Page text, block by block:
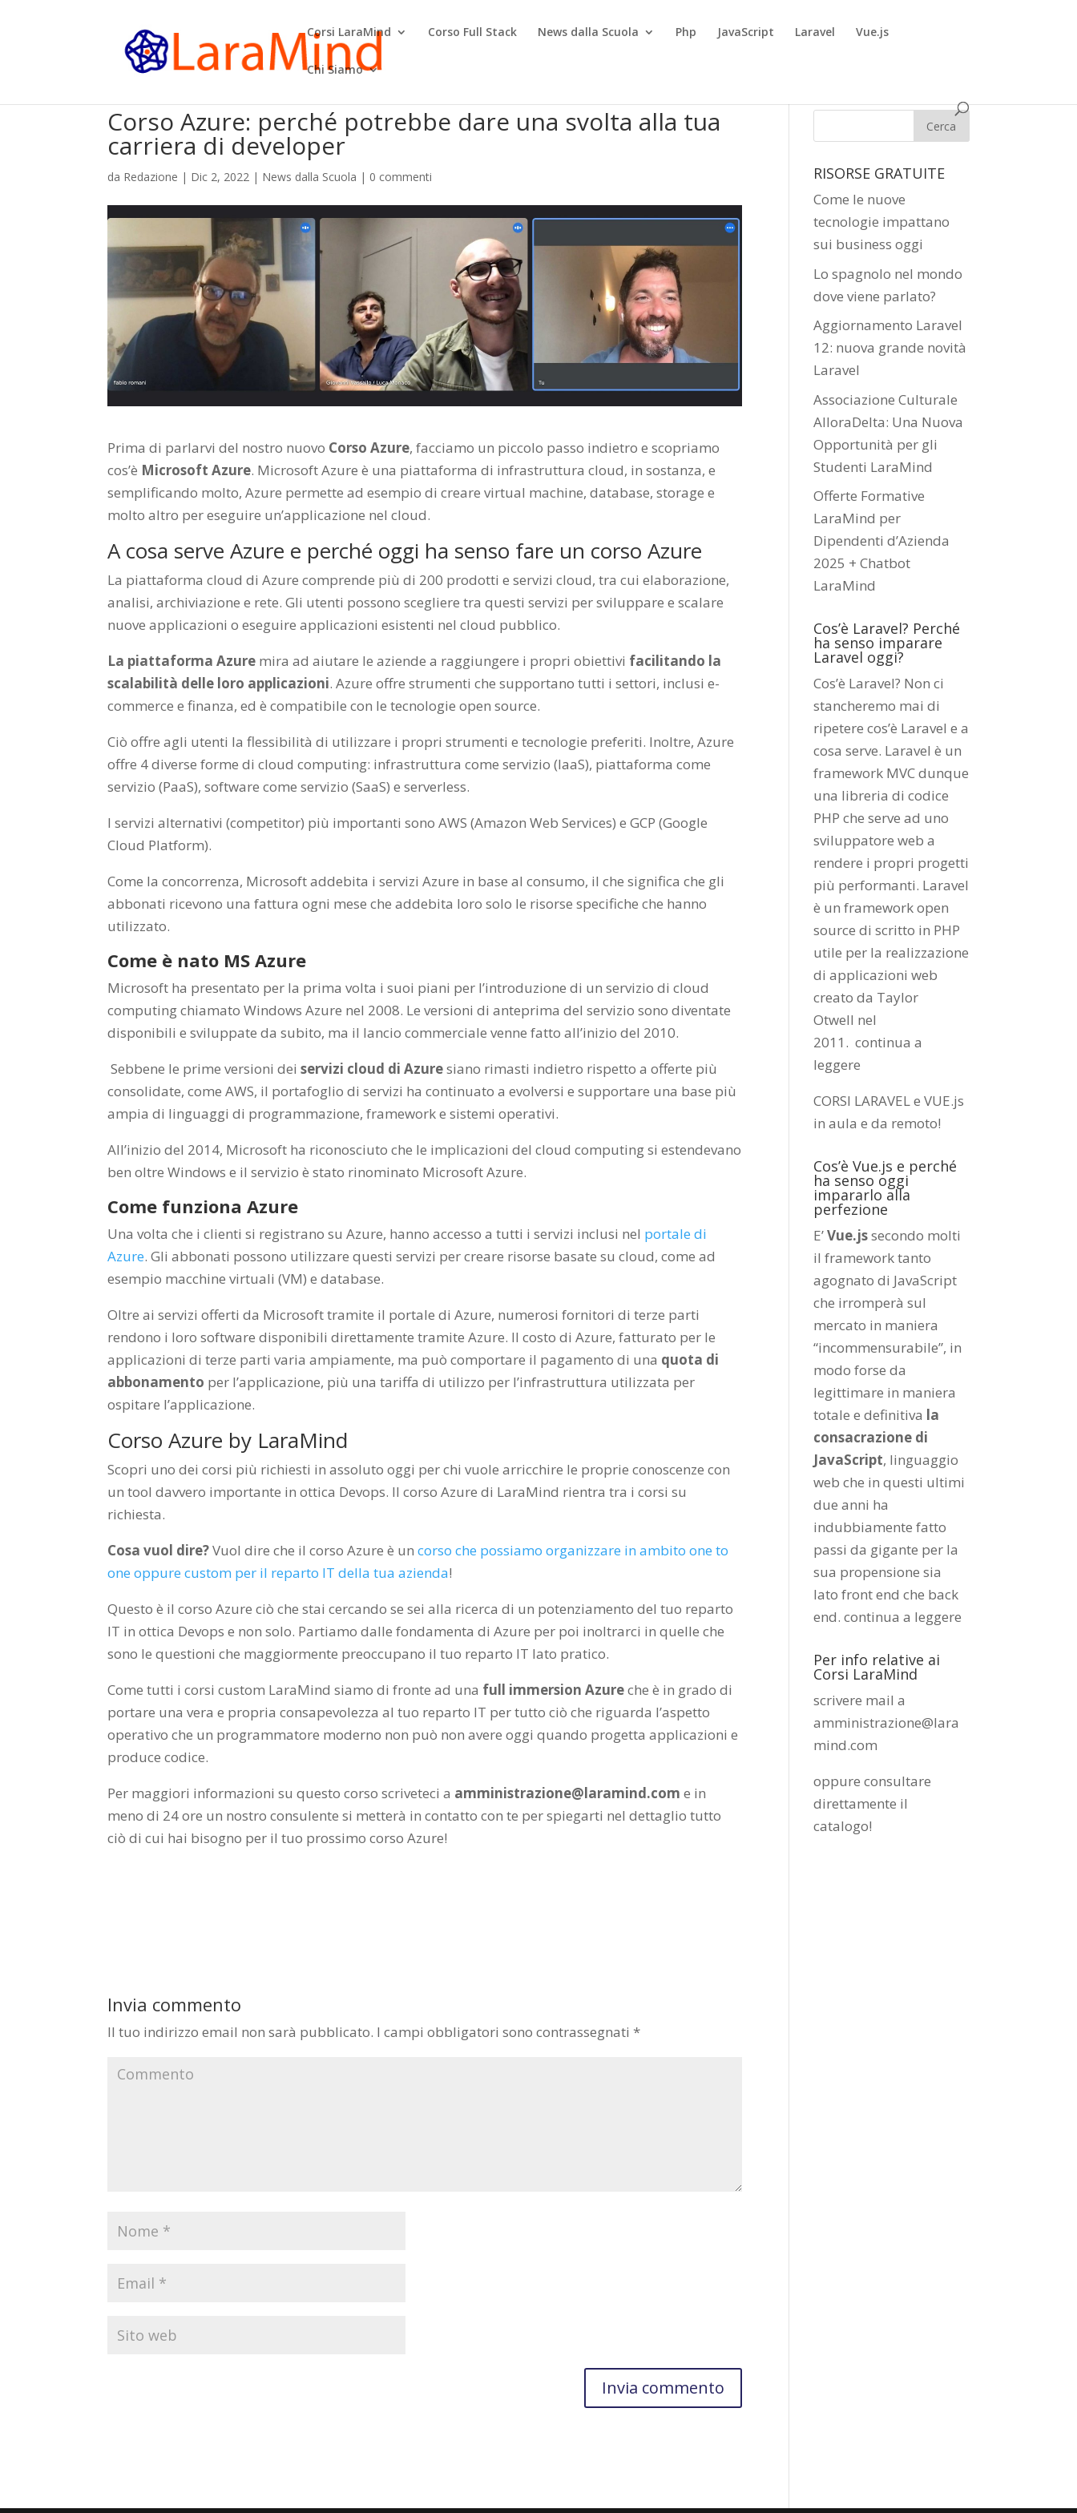
Corsi LaraMind Corso Full Stack News dalla Scuola Php JavaScript Laravel Vue.js
Chi Siamo
Corso Azure: perché potrebbe dare una svolta alla tua
carriera di developer
da Redazione | Dic 2, 2022 | News dalla Scuola | 0 commenti
Prima di parlarvi del nostro nuovo Corso Azure, facciamo un piccolo passo indietro e scopriamo
cos’è Microsoft Azure. Microsoft Azure è una piattaforma di infrastruttura cloud, in sostanza, e
semplificando molto, Azure permette ad esempio di creare virtual machine, database, storage e
molto altro per eseguire un’applicazione nel cloud.
A cosa serve Azure e perché oggi ha senso fare un corso Azure
La piattaforma cloud di Azure comprende più di 200 prodotti e servizi cloud, tra cui elaborazione,
analisi, archiviazione e rete. Gli utenti possono scegliere tra questi servizi per sviluppare e scalare
nuove applicazioni o eseguire applicazioni esistenti nel cloud pubblico.
La piattaforma Azure mira ad aiutare le aziende a raggiungere i propri obiettivi facilitando la
scalabilità delle loro applicazioni. Azure offre strumenti che supportano tutti i settori, inclusi e-
commerce e finanza, ed è compatibile con le tecnologie open source.
Ciò offre agli utenti la flessibilità di utilizzare i propri strumenti e tecnologie preferiti. Inoltre, Azure
offre 4 diverse forme di cloud computing: infrastruttura come servizio (IaaS), piattaforma come
servizio (PaaS), software come servizio (SaaS) e serverless.
I servizi alternativi (competitor) più importanti sono AWS (Amazon Web Services) e GCP (Google
Cloud Platform).
Come la concorrenza, Microsoft addebita i servizi Azure in base al consumo, il che significa che gli
abbonati ricevono una fattura ogni mese che addebita loro solo le risorse specifiche che hanno
utilizzato.
Come è nato MS Azure
Microsoft ha presentato per la prima volta i suoi piani per l’introduzione di un servizio di cloud
computing chiamato Windows Azure nel 2008. Le versioni di anteprima del servizio sono diventate
disponibili e sviluppate da subito, ma il lancio commerciale venne fatto all’inizio del 2010.
Sebbene le prime versioni deiservizi cloud di Azuresiano rimasti indietro rispetto a offerte più
consolidate, come AWS, il portafoglio di servizi ha continuato a evolversi e supportare una base più
ampia di linguaggi di programmazione, framework e sistemi operativi.
All’inizio del 2014, Microsoft ha riconosciuto che le implicazioni del cloud computing si estendevano
ben oltre Windows e il servizio è stato rinominato Microsoft Azure.
Come funziona Azure
Una volta che i clienti si registrano su Azure, hanno accesso a tutti i servizi inclusi nel portale di
Azure. Gli abbonati possono utilizzare questi servizi per creare risorse basate su cloud, come ad
esempio macchine virtuali (VM) e database.
Oltre ai servizi offerti da Microsoft tramite il portale di Azure, numerosi fornitori di terze parti
rendono i loro software disponibili direttamente tramite Azure. Il costo di Azure, fatturato per le
applicazioni di terze parti varia ampiamente, ma può comportare il pagamento di una quota di
abbonamento per l’applicazione, più una tariffa di utilizzo per l’infrastruttura utilizzata per
ospitare l’applicazione.
Corso Azure by LaraMind
Scopri uno dei corsi più richiesti in assoluto oggi per chi vuole arricchire le proprie conoscenze con
un tool davvero importante in ottica Devops. Il corso Azure di LaraMind rientra tra i corsi su
richiesta.
Cosa vuol dire?Vuol dire che il corso Azure è uncorso che possiamo organizzare in ambito one to
one oppure custom per il reparto IT della tua azienda!
Questo è il corso Azure ciò che stai cercando se sei alla ricerca di un potenziamento del tuo reparto
IT in ottica Devops e non solo. Partiamo dalle fondamenta di Azure per poi inoltrarci in quelle che
sono le questioni che maggiormente preoccupano il tuo reparto IT lato pratico.
Come tutti i corsi custom LaraMind siamo di fronte ad una full immersion Azureche è in grado di
portare una vera e propria consapevolezza al tuo reparto IT per tutto ciò che riguarda l’aspetto
operativo che un programmatore moderno non può non avere oggi quando progetta applicazioni e
produce codice.
Per maggiori informazioni su questo corso scriveteci a amministrazione@laramind.com e in
meno di 24 ore un nostro consulente si metterà in contatto con te per spiegarti nel dettaglio tutto
ciò di cui hai bisogno per il tuo prossimo corso Azure!
Invia commento
Il tuo indirizzo email non sarà pubblicato. I campi obbligatori sono contrassegnati *
RISORSE GRATUITE
Come le nuove
tecnologie impattano
sui business oggi
Lo spagnolo nel mondo
dove viene parlato?
Aggiornamento Laravel
12: nuova grande novità
Laravel
Associazione Culturale
AlloraDelta: Una Nuova
Opportunità per gli
Studenti LaraMind
Offerte Formative
LaraMind per
Dipendenti d’Azienda
2025 + Chatbot
LaraMind
Cos’è Laravel? Perché
ha senso imparare
Laravel oggi?
Cos’è Laravel? Non ci
stancheremo mai di
ripetere cos’è Laravel e a
cosa serve. Laravel è un
framework MVC dunque
una libreria di codice
PHP che serve ad uno
sviluppatore web a
rendere i propri progetti
più performanti. Laravel
è un framework open
source di scritto in PHP
utile per la realizzazione
di applicazioni web
creato da Taylor
Otwell nel
2011.continua a
leggere
CORSI LARAVEL e VUE.js
in aula e da remoto!
Cos’è Vue.js e perché
ha senso oggi
impararlo alla
perfezione
E’Vue.jssecondo molti
il framework tanto
agognato di JavaScript
che irromperà sul
mercato in maniera
“incommensurabile”, in
modo forse da
legittimare in maniera
totale e definitiva la
consacrazione di
JavaScript, linguaggio
web che in questi ultimi
due anni ha
indubbiamente fatto
passi da gigante per la
sua propensione sia
lato front end che back
end.continua a leggere
Per info relative ai
Corsi LaraMind
scrivere mail a
amministrazione@lara
mind.com
oppure consultare
direttamente il
catalogo!